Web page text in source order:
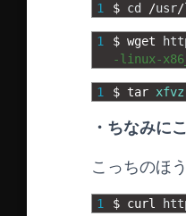
1 $ cd /usr/
1 $ wget
-linux-
1 $ tar xfvz
・ちなみに
こっちのほ
1 $ curl